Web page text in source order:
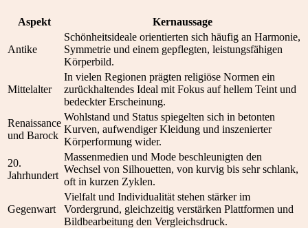
Aspekt Kernaussage
Antike
Schönheitsideale orientierten sich häufig an Harmonie,
Symmetrie und einem gepflegten, leistungsfähigen
Körperbild.
Mittelalter
In vielen Regionen prägten religiöse Normen ein
zurückhaltendes Ideal mit Fokus auf hellem Teint und
bedeckter Erscheinung.
Renaissance
und Barock
Wohlstand und Status spiegelten sich in betonten
Kurven, aufwendiger Kleidung und inszenierter
Körperformung wider.
20.
Jahrhundert
Massenmedien und Mode beschleunigten den
Wechsel von Silhouetten, von kurvig bis sehr schlank,
oft in kurzen Zyklen.
Gegenwart
Vielfalt und Individualität stehen stärker im
Vordergrund, gleichzeitig verstärken Plattformen und
Bildbearbeitung den Vergleichsdruck.